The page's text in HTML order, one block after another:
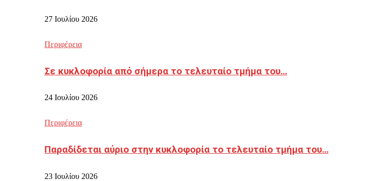
27 Ιουλίου 2026
Περιφέρεια
Σε κυκλοφορία από σήμερα το τελευταίο τμήμα του…
24 Ιουλίου 2026
Περιφέρεια
Παραδίδεται αύριο στην κυκλοφορία το τελευταίο τμήμα του…
23 Ιουλίου 2026